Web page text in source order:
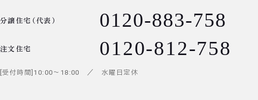
分譲住宅（代表） 0120-883-758
注文住宅 0120-812-758
受付時間 10:00 ～ 18:00 ／ 水曜日定休